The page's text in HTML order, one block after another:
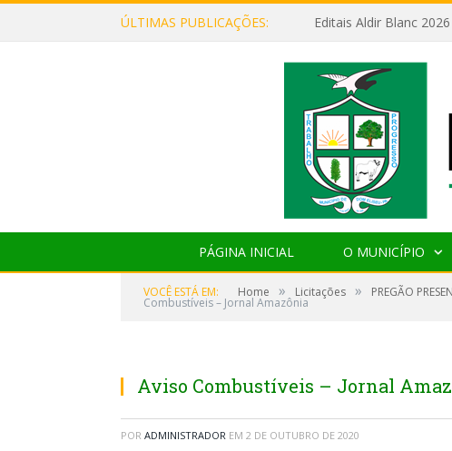
ÚLTIMAS PUBLICAÇÕES: Editais Aldir Blanc
PÁGINA INICIAL O MUNICÍPIO
VOCÊ ESTÁ EM: Home » Licitações » PREGÃO
Combustíveis – Jornal Amazônia
Aviso Combustíveis – Jornal
POR ADMINISTRADOR EM 2 DE OUTUBRO DE 2020